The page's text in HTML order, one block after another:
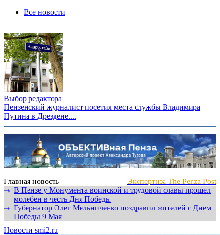
Все новости
Выбор редактора
Пензенский журналист посетил места службы Владимира
Путина в Дрездене....
Главная новость
Экспертиза The Penza Post
⇾ В Пензе у Монумента воинской и трудовой славы прошел
молебен в честь Дня Победы
⇾ Губернатор Олег Мельниченко поздравил жителей с Днем
Победы 9 Мая
Новости smi2.ru